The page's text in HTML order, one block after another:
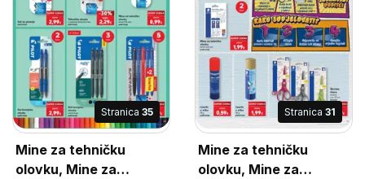
Stranica 35
Mine za tehničku
olovku, Mine za
Stranica 31
Mine za tehničku
olovku, Mine za